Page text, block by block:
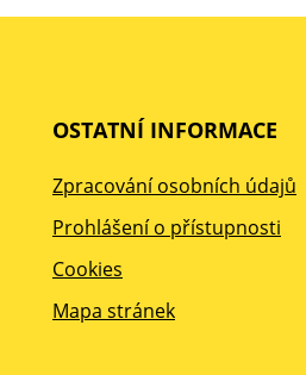
OSTATNÍ INFORMACE
Zpracování osobních údajů
Prohlášení o přístupnosti
Cookies
Mapa stránek